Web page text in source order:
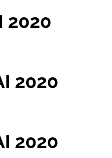
2020
2020
2020